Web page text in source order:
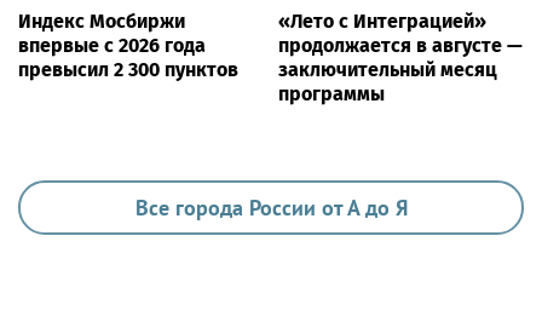
Индекс Мосбиржи
впервые с 2026 года
превысил 2 300 пунктов
«Лето с Интеграцией»
продолжается в августе —
заключительный месяц
программы
Все города России от А до Я